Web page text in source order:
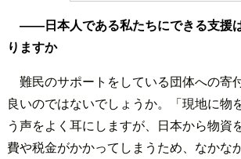
――日本人である私たちにできる支援
りますか
難民のサポートをしている団体への寄
良いのではないでしょうか。「現地に物
う声をよく耳にしますが、日本から物資
費や税金がかかってしまうため、なかな